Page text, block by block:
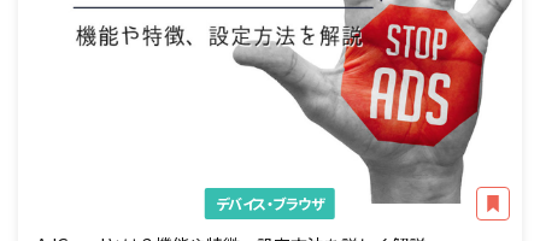
デバイス・ブラウザ